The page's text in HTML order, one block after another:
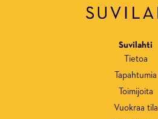
Suvilahti
Tietoa
Tapahtumia
Toimijoita
Vuokraa tila